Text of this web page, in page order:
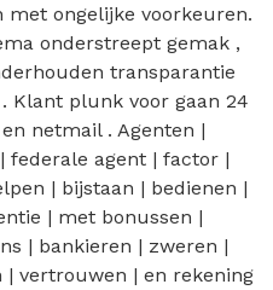
met ongelijke voorkeuren.
onderstreept gemak ,
transparantie
Klant plunk voor gaan 24
netmail . Agenten |
federale agent | factor |
| bijstaan ​​| bedienen |
| met bonussen |
| bankieren | zweren |
vertrouwen | en rekening